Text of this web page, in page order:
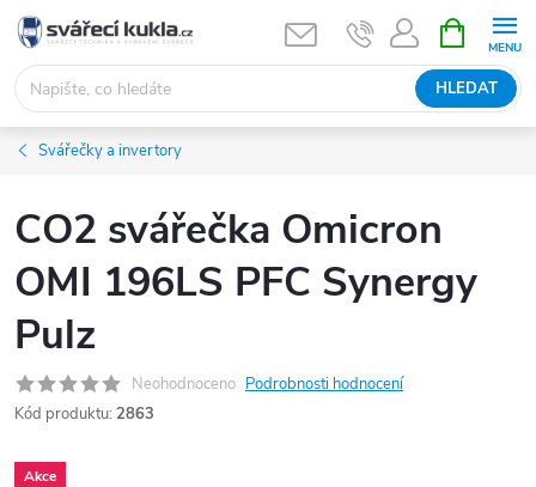
Přejít na obsah
HLEDAT
Svářečky a invertory
CO2 svářečka Omicron
OMI 196LS PFC Synergy
Pulz
Neohodnoceno Podrobnosti hodnocení
Kód produktu: 2863
Akce